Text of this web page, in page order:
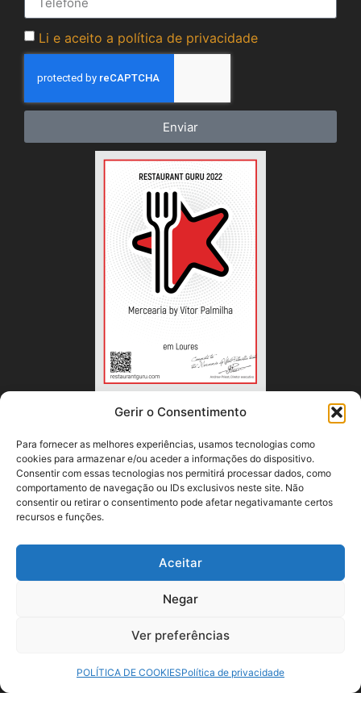
Gerir o Consentimento
Para fornecer as melhores experiências, usamos tecnologias como
cookies para armazenar e/ou aceder a informações do dispositivo.
Consentir com essas tecnologias nos permitirá processar dados, como
comportamento de navegação ou IDs exclusivos neste site. Não
consentir ou retirar o consentimento pode afetar negativamante certos
recursos e funções.
Aceitar
Negar
Ver preferências
POLÍTICA DE COOKIESPolítica de privacidade
Segunda a Sábado 11.30h -23h
Li e aceito a política de privacidade
Enviar